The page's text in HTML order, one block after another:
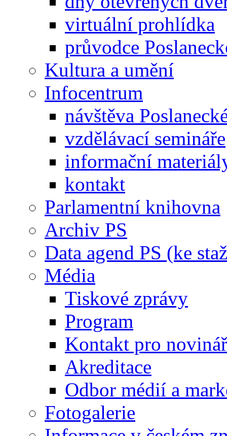
virtuální prohlídka
průvodce
Kultura a umění
Infocentrum
návštěva
vzdělávací semináře
informační
kontakt
Parlamentní knihovna
Archiv PS
Data agend PS (ke
Média
Tiskové zprávy
Program
Kontakt pro
Akreditace
Odbor médií a
Fotogalerie